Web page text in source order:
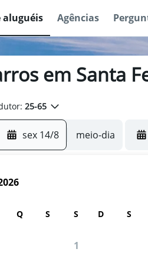
aluguéis Agências
em Santa
25-65
sex 14/8 meio-dia
Q S S
1
D S